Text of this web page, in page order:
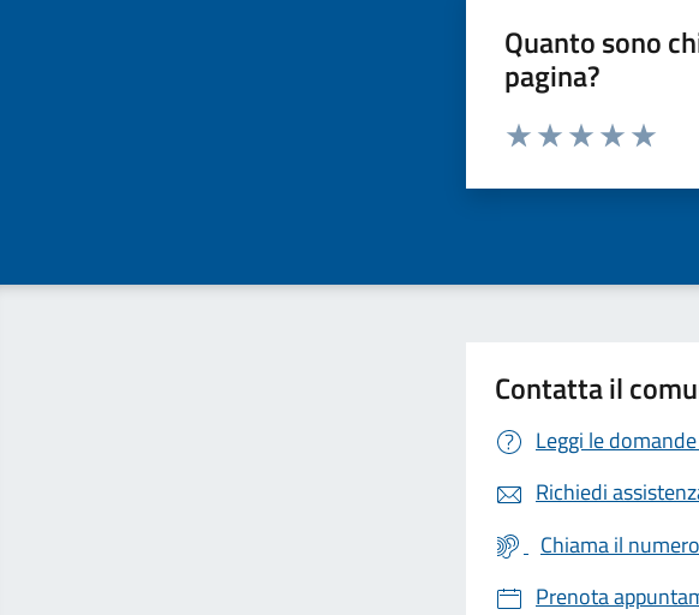
Quanto sono
pagina?
Valuta da 1 a 5 stelle la
Contatta il
Leggi le
Richiedi
Chiama il
Prenota